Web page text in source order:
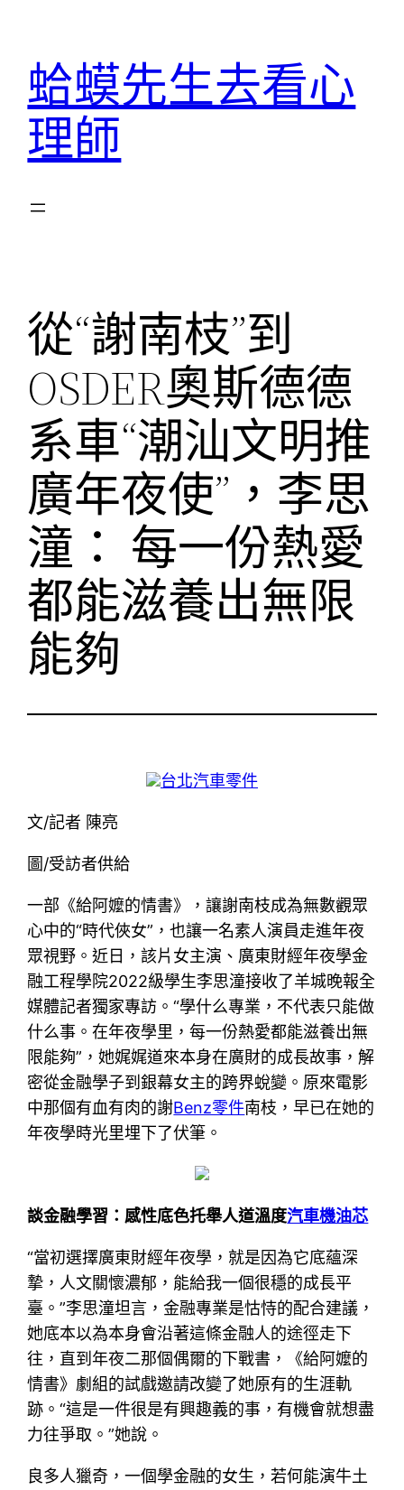
蛤蟆先生去看心
理師
從“謝南枝”到
OSDER奧斯德德
系車“潮汕文明推
廣年夜使”，李思
潼： 每一份熱愛
都能滋養出無限
能夠
台北汽車零件
文/記者 陳亮
圖/受訪者供給
一部《給阿嬤的情書》，讓謝南枝成為無數觀眾
心中的“時代俠女”，也讓一名素人演員走進年夜
眾視野。近日，該片女主演、廣東財經年夜學金
融工程學院2022級學生李思潼接收了羊城晚報全
媒體記者獨家專訪。“學什么專業，不代表只能做
什么事。在年夜學里，每一份熱愛都能滋養出無
限能夠”，她娓娓道來本身在廣財的成長故事，解
密從金融學子到銀幕女主的跨界蛻變。原來電影
中那個有血有肉的謝Benz零件南枝，早已在她的
年夜學時光里埋下了伏筆。
談金融學習：感性底色托舉人道溫度汽車機油芯
“當初選擇廣東財經年夜學，就是因為它底蘊深
摯，人文關懷濃郁，能給我一個很穩的成長平
臺。”李思潼坦言，金融專業是怙恃的配合建議，
她底本以為本身會沿著這條金融人的途徑走下
往，直到年夜二那個偶爾的下戰書，《給阿嬤的
情書》劇組的試戲邀請改變了她原有的生涯軌
跡。“這是一件很是有興趣義的事，有機會就想盡
力往爭取。”她說。
良多人獵奇，一個學金融的女生，若何能演牛土